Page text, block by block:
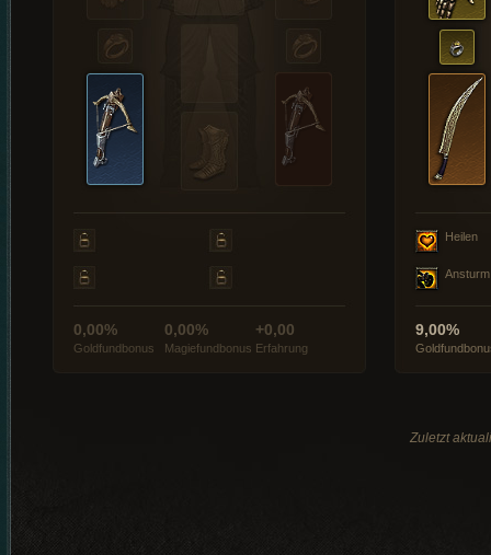
0,00%
Goldfundbonus
0,00%
Magiefundbonus
+0,00
Erfahrung
Heilen
Ansturm
9,00%
Zuletzt